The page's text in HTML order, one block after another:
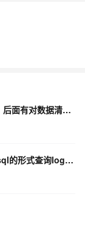
ARMS的logstore-rum里面是原始的日志数据，后面有对数据清洗加工吗？
ARMS使用sls日志服务的Node.js SDK能通过sql的形式查询logstore-rum吗？